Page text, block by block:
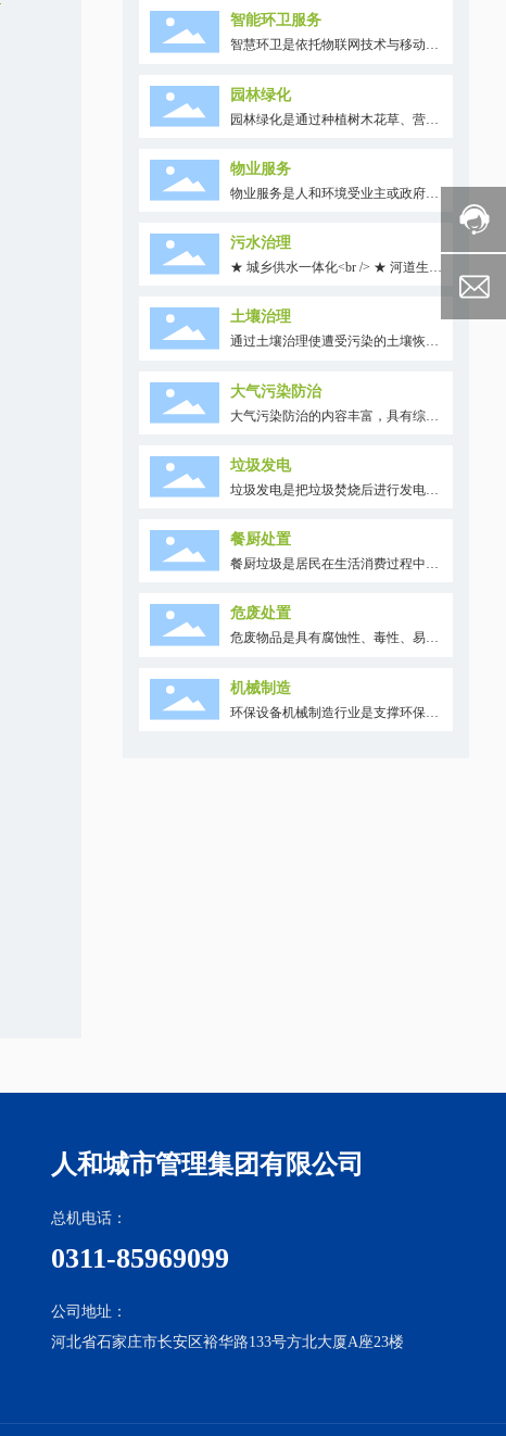
重、积分兑换等手段，将传统的垃圾
分类回收箱智能化、数据化，进而减
少了前端人员监督成本，引导居民提
细化管理。
智能环卫服务
智慧环卫是依托物联网技术与移动互
人、车、物、事进行全过程实时管
理，合理设计规划环卫管理模式，提
升环卫作业质量，降低环卫运营成
效果。其中包括作业状态监控，出勤
对象监控与信息实时推送，实时视频
园林绿化
园林绿化是通过种植树木花草、营造
园、植物园、动物园等园林场所、以
及包括道路两侧或中间的区域、街景
空地，进行绿化美化及养护。人和环
城市园林规划设计、道路绿化施工、
专业化设计及施工管理的一条龙服
物业服务
物业服务是人和环境受业主或政府委
以及市政公用设施、绿化、卫生、交
通、生活秩序和环境容貌等管理项目
进行维护、修缮、管理等内容服务。
污水治理
★ 城乡供水一体化<br /> ★ 河道生态
土壤治理
通过土壤治理使遭受污染的土壤恢复
物的方法转移、吸收、降解和转化土
壤中的污染物，使其浓度降低到可接
受水平，或将有毒有害的污染物转化
大气污染防治
大气污染防治的内容丰富，具有综合
源利用、污染防治等许多方面。还需
要在一个特定区域内，把大气环境看
作一个整体，综合运用各种防治污染
区的大气污染特征、条件以及大气污
因此需要因地制宜地提出相应的对
气治理
垃圾发电
垃圾发电是把垃圾焚烧后进行发电。
害物质的产生，能够彻底无害化处理
垃圾，使垃圾量明显减少，并实现资
源的再利用，有效节约土地环境资
餐厨处置
餐厨垃圾是居民在生活消费过程中形
厨余垃圾。前者产生自饭店、食堂等
餐饮业，后者主要来自居民日常烹调
中废弃料。餐厨垃圾极易腐烂变质，
要污染源，对餐厨垃圾的无害化、再
标。
危废处置
危废物品是具有腐蚀性、毒性、易燃
环境或者人体健康造成有害影响的废
弃物品。随着工业的发展和生活废物
的多样化，危险废物的排放日益增
机械制造
环保设备机械制造行业是支撑环保产
人和城市管理集团有限公司
总机电话：
0311-85969099
公司地址：
河北省石家庄市长安区裕华路133号方北大厦A座23楼